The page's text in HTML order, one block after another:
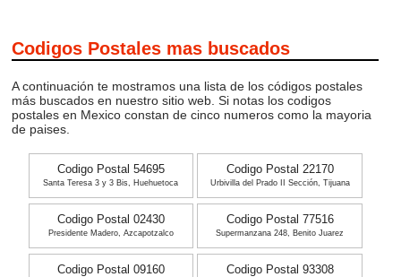
Codigos Postales mas buscados
A continuación te mostramos una lista de los códigos postales
más buscados en nuestro sitio web. Si notas los codigos
postales en Mexico constan de cinco numeros como la mayoria
de paises.
Codigo Postal 54695
Santa Teresa 3 y 3 Bis, Huehuetoca
Codigo Postal 22170
Urbivilla del Prado II Sección, Tijuana
Codigo Postal 02430
Presidente Madero, Azcapotzalco
Codigo Postal 77516
Supermanzana 248, Benito Juarez
Codigo Postal 09160 Codigo Postal 93308